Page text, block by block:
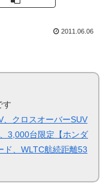
2011.06.06
す
、クロスオーバーSUV
3,000台限定【ホンダ
、WLTC航続距離53